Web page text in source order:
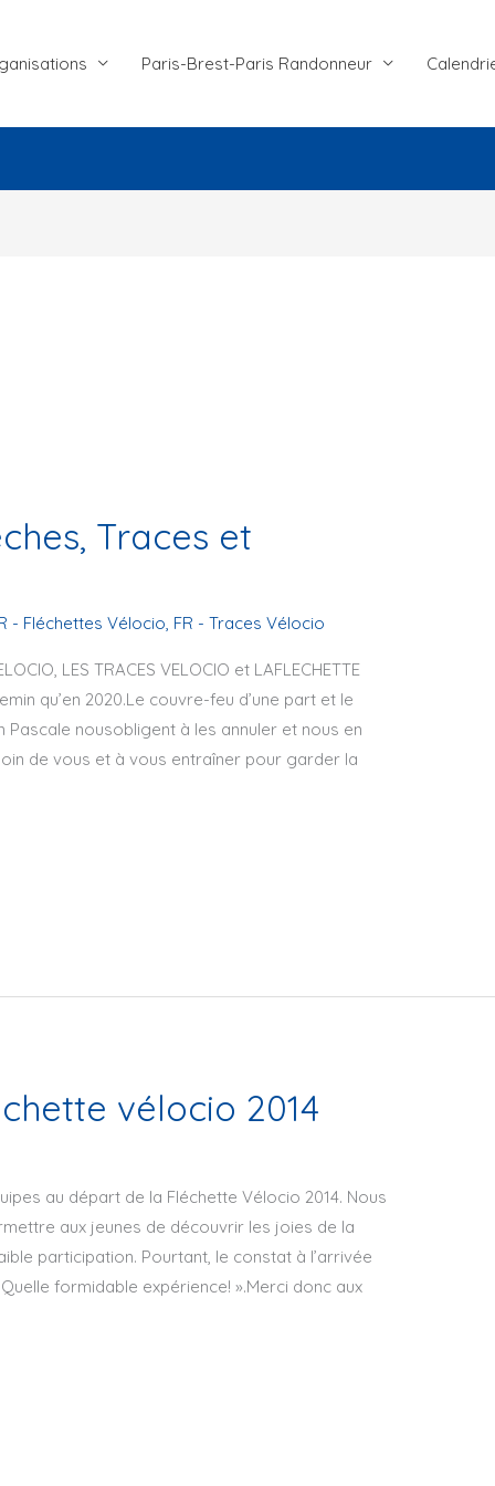
Paris-Brest-Paris Randonneur
Traces et
- Fléchettes Vélocio, FR - Traces Vélocio
LES TRACES VELOCIO et LAFLECHETTE
qu’en 2020.Le couvre-feu d’une part et le
nousobligent à les annuler et nous en
de vous et à vous entraîner pour garder la
vélocio 2014
au départ de la Fléchette Vélocio 2014. Nous
aux jeunes de découvrir les joies de la
participation. Pourtant, le constat à l’arrivée
formidable expérience! ».Merci donc aux